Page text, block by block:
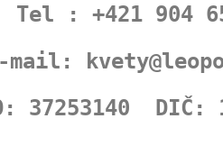
Tel : +421 904
mail:
37253140  DIČ: